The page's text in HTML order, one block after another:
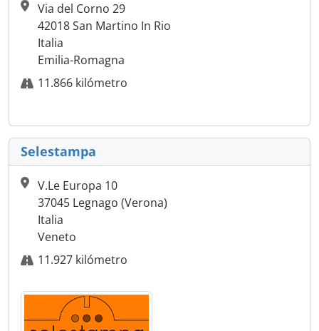
Via del Corno 29
42018 San Martino In Rio
Italia
Emilia-Romagna
11.866 kilómetro
Selestampa
V.Le Europa 10
37045 Legnago (Verona)
Italia
Veneto
11.927 kilómetro